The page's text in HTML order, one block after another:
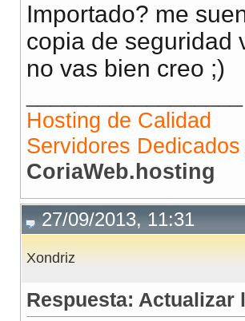
Importado? me
copia de seguridad
no vas bien creo ;)
Hosting de Calidad
Servidores
CoriaWeb.hosting
27/09/2013, 11:31
Xondriz
Respuesta: Actualizar